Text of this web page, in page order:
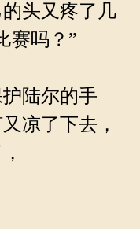
头又疼了几
赛吗？”
陆尔的手
凉了下去，